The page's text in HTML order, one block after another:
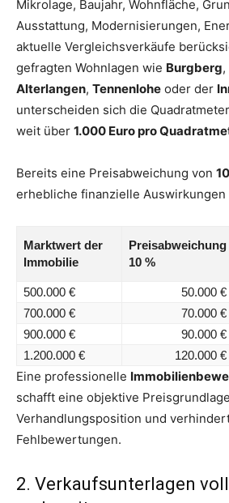
Mikrolage, Baujahr, Wohnfläche,
Ausstattung, Modernisierungen,
aktuelle Vergleichsverkäufe
gefragten Wohnlagen wie Burgberg,
Alterlangen, Tennenlohe oder der
unterscheiden sich die
weit über 1.000 Euro pro
Bereits eine Preisabweichung von
erhebliche finanzielle Auswirkungen
Marktwert der
Immobilie
Preisabweichung
10 %
500.000 €
50.000 €
700.000 €
70.000 €
900.000 €
90.000 €
1.200.000 €
120.000 €
Eine professionelle
schafft eine objektive
Verhandlungsposition und
Fehlbewertungen.
2. Verkaufsunterlagen